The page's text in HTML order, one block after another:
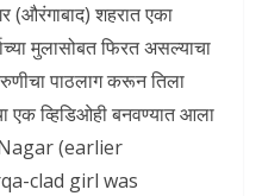
(औरंगाबाद) शहरात एका
मुलासोबत फिरत असल्याचा
पाठलाग करून तिला
एक व्हिडिओही बनवण्यात आला
(earlier
clad girl was